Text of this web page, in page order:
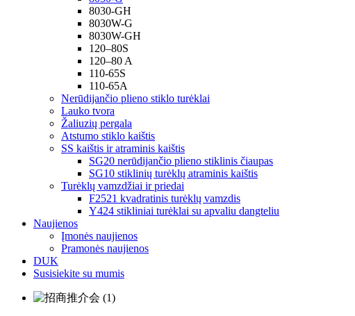
8030-GH
8030W-G
8030W-GH
120–80S
120–80 A
110-65S
110-65A
Nerūdijančio plieno stiklo turėklai
Lauko tvora
Žaliuzių pergala
Atstumo stiklo kaištis
SS kaištis ir atraminis kaištis
SG20 nerūdijančio plieno stiklinis čiaupas
SG10 stiklinių turėklų atraminis kaištis
Turėklų vamzdžiai ir priedai
F2521 kvadratinis turėklų vamzdis
Y424 stikliniai turėklai su apvaliu dangteliu
Naujienos
Įmonės naujienos
Pramonės naujienos
DUK
Susisiekite su mumis